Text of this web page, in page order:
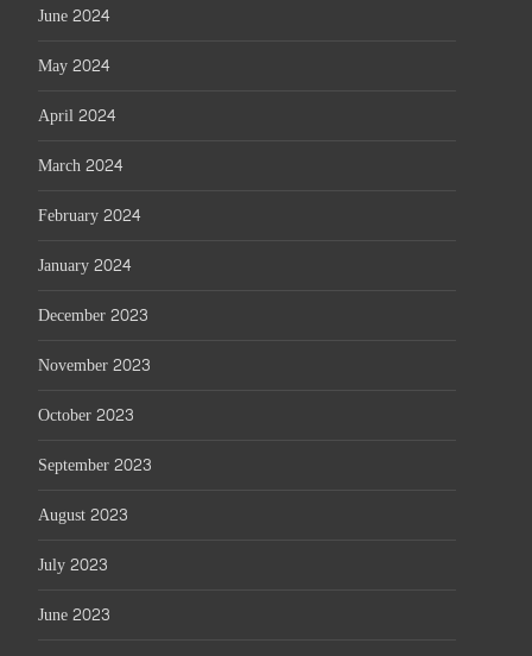
June 2024
May 2024
April 2024
March 2024
February 2024
January 2024
December 2023
November 2023
October 2023
September 2023
August 2023
July 2023
June 2023